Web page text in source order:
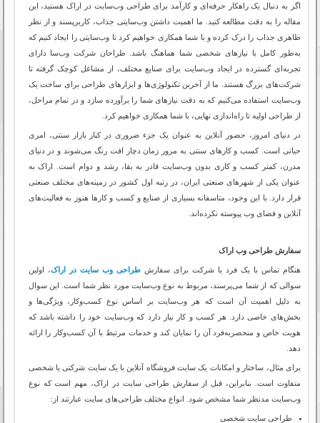
اگر به دنبال یک راهکار حرفه‌ای و کارآمد برای طراحی وب‌سایت در اراک هستید، این
مقاله را به دقت مطالعه کنید. ما اهمیت داشتن وب‌سایتی جذاب، کاربرپسند و از نظر
ظاهری جذاب را درک کرده و با شما همکاری خواهیم کرد تا وب‌سایتی را ایجاد کنیم که
به‌طور کامل با نیازهای شخصی شما هماهنگ باشد. طراحان شرکت وب‌سا دارای
تجربه‌ای گسترده در ایجاد وب‌سایت برای صنایع مختلف، از مشاغل کوچک گرفته تا
شرکت‌های بزرگ هستند. ما از آخرین تکنولوژی‌ها و ابزارهای طراحی برای ساخت یک
وب‌سایت استفاده می‌کنیم که به دقت نیازهای شما را برآورده سازد و در تمام مراحل،
از طراحی اولیه تا راه‌اندازی نهایی، با شما همکاری خواهیم کرد.
در دنیای امروز، حضور آنلاین به عنوان یک جزء ضروری در کنار بازار سنتی، امری
حیاتی است. کسب و کارهای سنتی به مرور زمان دچار افت رنگ می‌شوند و در دنیای
مدرن، کمتر کسب و کاری بدون وب‌سایت قادر به بقا، رشد و دوام است. اراک به
عنوان یکی از شهرهای صنعتی ایران، در رتبه اول کشور در زمینه‌های مختلف صنعتی
قرار دارد. با این وجود، متاسفانه بسیاری از صنایع و کسب و کارها هنوز به فعالیت‌های
آنلاین و فضای وب پیوسته نکرده‌اند.
سفارش طراحی وب اراک
هنگام تماس با یک فرد یا شرکت برای سفارشطراحی وب سایت در اراک، اولین
سوالی که از شما می‌پرسند، مربوط به نوع وب‌سایت مورد نظر شما است. این سوال
به دلیل اهمیت آن است که هر وب‌سایت بر اساس نوع کسب‌و‌کار، ویژگی‌ها و
بخش‌های خاصی دارد. هر کسب و کار نیاز دارد که وب‌سایت خود را داشته باشد که
هویت خاص و منحصر‌به‌فرد آن را نمایان کند و خدمات مرتبط با آن کسب‌و‌کار را ارائه
دهد.
برای مثال، ساختار و امکانات یک سایت فروشگاه آنلاین با یک سایت شرکتی یا شخصی
متفاوت است. بنابراین، قبل از سفارش طراحی سایت در اراک، مهم است که نوع
وب‌سایت مدنظر شما مشخص شود. انواع مختلف طراحی‌های سایت عبارتند از:
طراحی سایت شخصی